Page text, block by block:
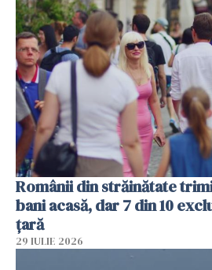
Românii din străinătate
bani acasă, dar 7 din 10
țară
29 IULIE 2026